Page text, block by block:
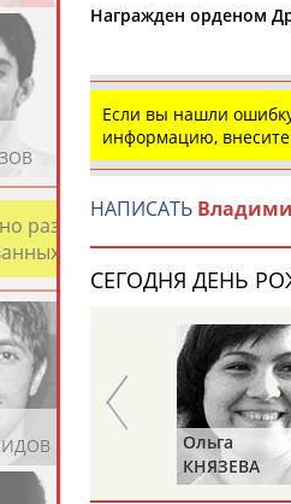
Загалав
АБДУЛБЕКОВ
разместить информацию о
записях. Страна
Шамиль
АБДУРАХМАНОВ
Награжден орденом
Если вы нашли
информацию,
НАПИСАТЬ
СЕГОДНЯ ДЕНЬ
Ольга
БЕЛОВА